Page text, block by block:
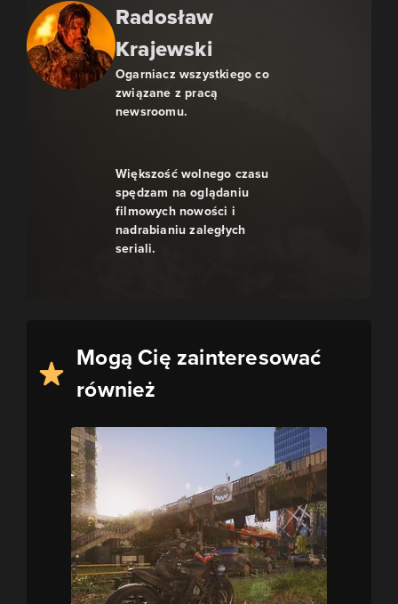
Radosław
Krajewski
Ogarniacz wszystkiego co
związane z pracą
newsroomu.
Większość wolnego czasu
spędzam na oglądaniu
filmowych nowości i
nadrabianiu zaległych
seriali.
Mogą Cię zainteresować
również